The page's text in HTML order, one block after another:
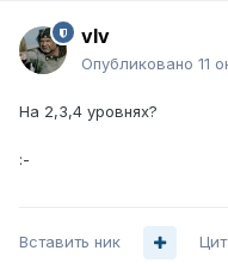
vIv
Опубликовано 11
На 2,3,4 уровнях?
:-
Вставить ник